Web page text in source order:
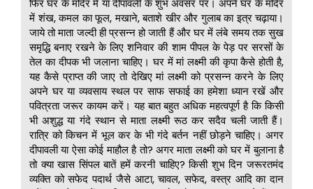
फिर घर के मंदिर में या दीपावली के शुभ अवसर पर। अपने घर के मंदिर
में शंख, कमल का फूल, मखाने, बताशे खीर और गुलाब का इत्र चढ़ाया।
जाये तो माता जल्दी ही प्रसन्न हो जाती हैं और घर में लंबे समय तक सुख
समृद्धि बनाए रखने के लिए शनिवार की शाम पीपल के पेड़ पर सरसों के
तेल का दीपक भी जलाना चाहिए। घर में मां लक्ष्मी की कृपा कैसे होती है,
यह कैसे प्राप्त की जाए तो देखिए मां लक्ष्मी को प्रसन्न करने के लिए
अपने घर या व्यवसाय स्थल पर साफ सफाई का हमेशा ध्यान रखें और
पवित्रता जरूर कायम करें। यह बात बहुत अधिक महत्वपूर्ण है कि किसी
भी अशुद्ध या गंदे स्थान से माता लक्ष्मी रूठ कर सदैव चली जाती हैं।
रात्रि को किचन में भूल कर के भी गंदे बर्तन नहीं छोड़ने चाहिए। अगर
दीपावली या ऐसा कोई माहौल है तो? अगर माता लक्ष्मी को घर में बुलाना है
तो क्या खास सिंपल बातें हमें करनी चाहिए? किसी शुभ दिन जरूरतमंद
व्यक्ति को सफेद पदार्थ जैसे आटा, चावल, सफेद, वस्त्र आदि का दान